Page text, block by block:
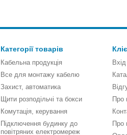
Категорії товарів
Кабельна продукція
Все для монтажу кабелю
Захист, автоматика
Щити розподільчі та бокси
Комутація, керування
Підключення будинку до
повітряних електромереж
Про
Про